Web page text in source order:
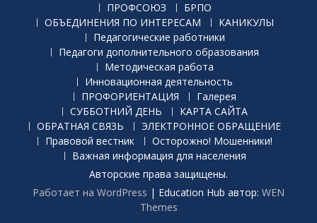
ПРОФСОЮЗ
БРПО
ОБЪЕДИНЕНИЯ ПО ИНТЕРЕСАМ
КАНИКУЛЫ
Педагогические работники
Педагоги дополнительного образования
Методическая работа
Инновационная деятельность
ПРОФОРИЕНТАЦИЯ
Галерея
СУББОТНИЙ ДЕНЬ
КАРТА САЙТА
ОБРАТНАЯ СВЯЗЬ
ЭЛЕКТРОННОЕ ОБРАЩЕНИЕ
Правовой вестник
Осторожно! Мошенники!
Важная информация для населения
Авторские права защищены.
Работает на WordPress | Education Hub автор: WEN
Themes